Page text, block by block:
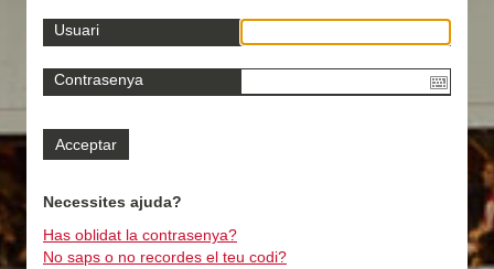
Usuari
Contrasenya
Necessites ajuda?
Has oblidat la contrasenya?
No saps o no recordes el teu codi?